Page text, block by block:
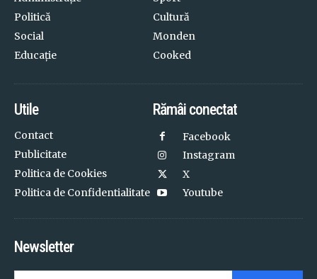
Politică
Social
Educație
Cultură
Monden
Cooked
Utile
Contact
Publicitate
Politica de Cookies
Politica de Confidentialitate
Rămâi conectat
Facebook
Instagram
X
Youtube
Newsletter